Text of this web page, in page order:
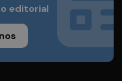
editorial